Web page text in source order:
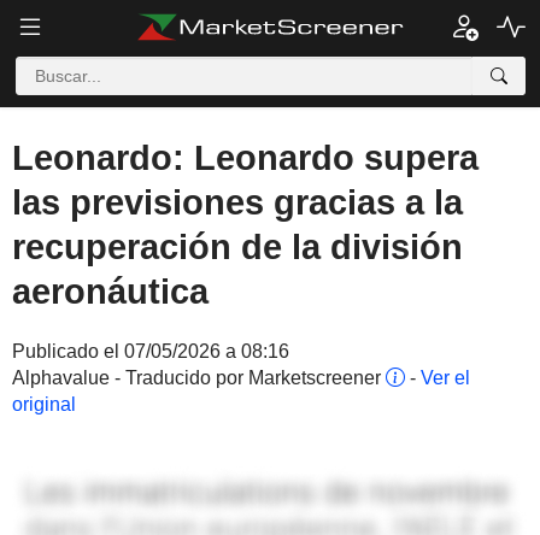
Leonardo: Leonardo supera
las previsiones gracias a la
recuperación de la división
aeronáutica
Publicado el 07/05/2026 a 08:16
Alphavalue - Traducido por Marketscreener
- Ver el
original